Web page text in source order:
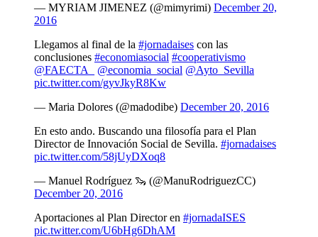
— MYRIAM JIMENEZ (@mimyrimi) December 20,
2016
Llegamos al final de la #jornadaises con las
conclusiones #economiasocial #cooperativismo
@FAECTA_
@economia_social @Ayto_Sevilla
pic.twitter.com/gyvJkyR8Kw
— Maria Dolores (@madodibe) December 20, 2016
En esto ando. Buscando una filosofía para el Plan
Director de Innovación Social de Sevilla. #jornadaises
pic.twitter.com/58jUyDXoq8
— Manuel Rodríguez 🦦 (@ManuRodriguezCC)
December 20, 2016
Aportaciones al Plan Director en #jornadaISES
pic.twitter.com/U6bHg6DhAM